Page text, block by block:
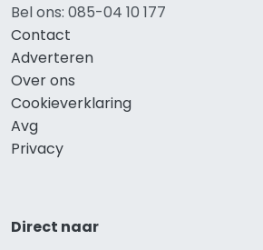
Bel ons: 085-04 10 177
Contact
Adverteren
Over ons
Cookieverklaring
Avg
Privacy
Direct naar